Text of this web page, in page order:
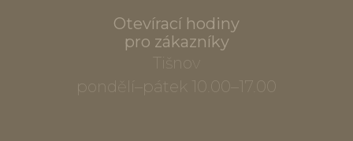
Otevírací hodiny
pro zákazníky
Tišnov
pondělí–pátek 10.00–17.00